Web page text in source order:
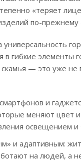
«теряет
по-
универсальность
гибкие элементы
— это уже не
и
меняют цвет
освещением и
и адаптивным:
на людей, а